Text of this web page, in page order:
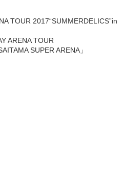
TOUR 2017“SUMMERDELICS”in
ARENA TOUR
SUPER ARENA」